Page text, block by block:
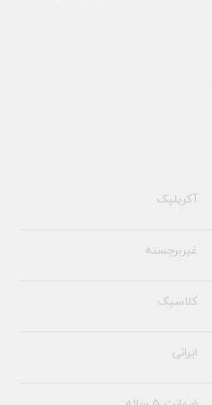
آکریلیک
غیربرجسته
کلاسیک
ایرانی